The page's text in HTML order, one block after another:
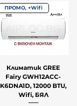
ПРОМО, +Wifi
Климатик GREE
Fairy GWH12ACC-
K6DNA1D, 12000 BTU,
Wifi, БЯЛ